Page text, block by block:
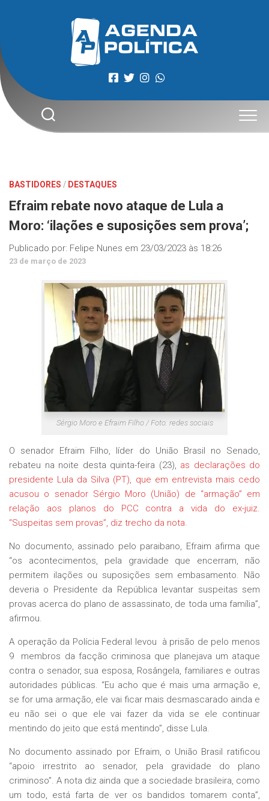
BASTIDORES / DESTAQUES
Efraim rebate novo ataque de Lula a
Moro: ‘ilações e suposições sem prova’;
Publicado por: Felipe Nunes em 23/03/2023 às 18:26
23 de março de 2023
Sérgio Moro e Efraim Filho / Foto: redes sociais
O senador Efraim Filho, líder do União Brasil no Senado,
rebateu na noite desta quinta-feira (23), as declarações do
presidente Lula da Silva (PT), que em entrevista mais cedo
acusou o senador Sérgio Moro (União) de “armação” em
relação aos planos do PCC contra a vida do ex-juiz.
“Suspeitas sem provas”, diz trecho da nota.
No documento, assinado pelo paraibano, Efraim afirma que
“os acontecimentos, pela gravidade que encerram, não
permitem ilações ou suposições sem embasamento. Não
deveria o Presidente da República levantar suspeitas sem
provas acerca do plano de assassinato, de toda uma família”,
afirmou.
A operação da Polícia Federal levou à prisão de pelo menos
9 membros da facção criminosa que planejava um ataque
contra o senador, sua esposa, Rosângela, familiares e outras
autoridades públicas. “Eu acho que é mais uma armação e,
se for uma armação, ele vai ficar mais desmascarado ainda e
eu não sei o que ele vai fazer da vida se ele continuar
mentindo do jeito que está mentindo”, disse Lula.
No documento assinado por Efraim, o União Brasil ratificou
“apoio irrestrito ao senador, pela gravidade do plano
criminoso”. A nota diz ainda que a sociedade brasileira, como
um todo, está farta de ver os bandidos tomarem conta”,